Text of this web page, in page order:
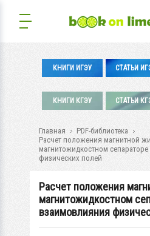
КНИГИ ИГЭУ СТАТЬИ
КНИГИ КГЭУ СТАТЬИ
Главная
PDF-библиотека
Расчет положения магнитной
магнитожидкостном
физических полей
Расчет положения
магнитожидкостном
взаимовлияния